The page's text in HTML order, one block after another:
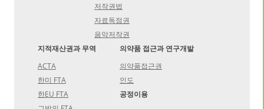
저작권법
자료독점권
음악저작권
지적재산권과 무역
ACTA
한미 FTA
한EU FTA
의약품 접근과 연구개발
의약품접근권
인도
공정이용